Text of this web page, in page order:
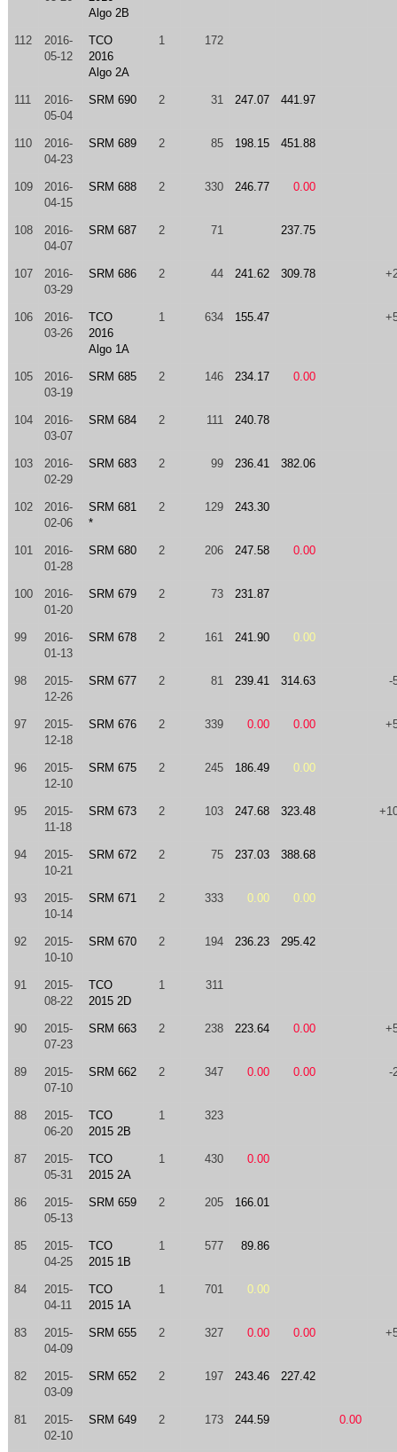
Algo 2B
112
2016-
05-12
TCO
2016
Algo 2A
1 172
111
2016-
05-04
SRM 690 2 31 247.07 441.97
110
2016-
04-23
SRM 689 2 85 198.15 451.88
109
2016-
04-15
SRM 688 2 330 246.77 0.00
108
2016-
04-07
SRM 687 2 71 237.75
107
2016-
03-29
SRM 686 2 44 241.62 309.78
106
2016-
03-26
TCO
2016
Algo 1A
1 634 155.47
105
2016-
03-19
SRM 685 2 146 234.17 0.00
104
2016-
03-07
SRM 684 2 111 240.78
103
2016-
02-29
SRM 683 2 99 236.41 382.06
102
2016-
02-06
SRM 681
*
2 129 243.30
101
2016-
01-28
SRM 680 2 206 247.58 0.00
100
2016-
01-20
SRM 679 2 73 231.87
99
2016-
01-13
SRM 678 2 161 241.90 0.00
98
2015-
12-26
SRM 677 2 81 239.41 314.63 -
97
2015-
12-18
SRM 676 2 339 0.00 0.00
96
2015-
12-10
SRM 675 2 245 186.49 0.00
95
2015-
11-18
SRM 673 2 103 247.68 323.48
94
2015-
10-21
SRM 672 2 75 237.03 388.68
93
2015-
10-14
SRM 671 2 333 0.00 0.00
92
2015-
10-10
SRM 670 2 194 236.23 295.42
91
2015-
08-22
TCO
2015 2D
1 311
90
2015-
07-23
SRM 663 2 238 223.64 0.00
89
2015-
07-10
SRM 662 2 347 0.00 0.00 -
88
2015-
06-20
TCO
2015 2B
1 323
87
2015-
05-31
TCO
2015 2A
1 430 0.00
86
2015-
05-13
SRM 659 2 205 166.01
85
2015-
04-25
TCO
2015 1B
1 577 89.86
84
2015-
04-11
TCO
2015 1A
1 701 0.00
83
2015-
04-09
SRM 655 2 327 0.00 0.00
82
2015-
03-09
SRM 652 2 197 243.46 227.42
81
2015-
02-10
SRM 649 2 173 244.59 0.00